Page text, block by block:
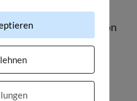
konkreten
Bekanntwerden von
werden wir